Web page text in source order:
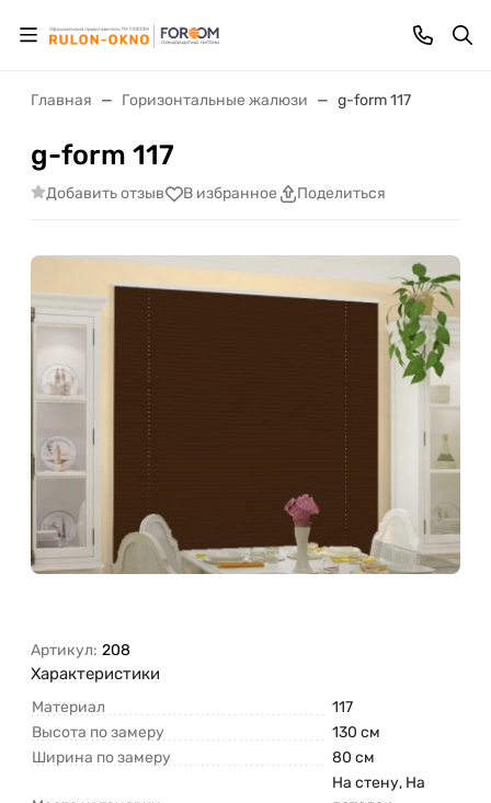
Главная Горизонтальные жалюзи g-form 117
g-form 117
Добавить отзыв В избранное Поделиться
Артикул: 208
Характеристики
Материал
117
Высота по замеру
130 см
Ширина по замеру
80 см
На стену, На